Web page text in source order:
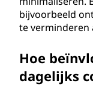
bijvoorbeeld
te verminderen
Hoe
dagelijks